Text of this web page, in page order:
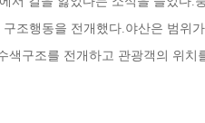
조행동을 전개했다.야산은 범위
구조를 전개하고 관광객의 위치